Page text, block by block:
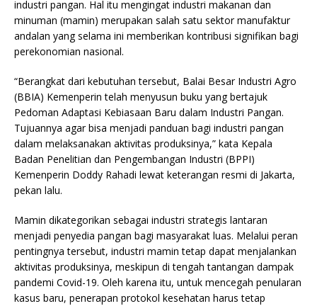
industri pangan. Hal itu mengingat industri makanan dan
minuman (mamin) merupakan salah satu sektor manufaktur
andalan yang selama ini memberikan kontribusi signifikan bagi
perekonomian nasional.
“Berangkat dari kebutuhan tersebut, Balai Besar Industri Agro
(BBIA) Kemenperin telah menyusun buku yang bertajuk
Pedoman Adaptasi Kebiasaan Baru dalam Industri Pangan.
Tujuannya agar bisa menjadi panduan bagi industri pangan
dalam melaksanakan aktivitas produksinya,” kata Kepala
Badan Penelitian dan Pengembangan Industri (BPPI)
Kemenperin Doddy Rahadi lewat keterangan resmi di Jakarta,
pekan lalu.
Mamin dikategorikan sebagai industri strategis lantaran
menjadi penyedia pangan bagi masyarakat luas. Melalui peran
pentingnya tersebut, industri mamin tetap dapat menjalankan
aktivitas produksinya, meskipun di tengah tantangan dampak
pandemi Covid-19. Oleh karena itu, untuk mencegah penularan
kasus baru, penerapan protokol kesehatan harus tetap